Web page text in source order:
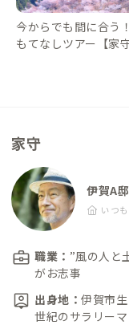
今からでも間に合う
もてなしツアー【家
家守
伊賀A
いつ
職業： ”風の人と
がお志事
出身地： 伊賀市
世紀のサラリー